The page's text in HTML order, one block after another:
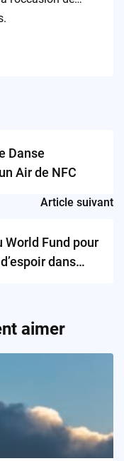
Danse
Air de NFC
Article suivant
World Fund pour
dans
aimer